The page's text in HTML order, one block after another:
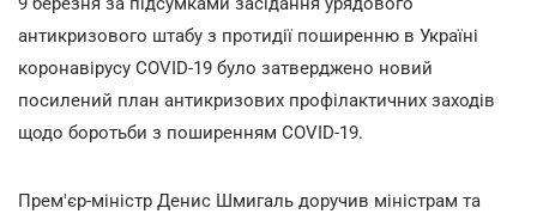
антикризового штабу з протидії поширенню в Україні
коронавірусу COVID-19 було затверджено новий
посилений план антикризових профілактичних заходів
щодо боротьби з поширенням COVID-19.
Прем'єр-міністр Денис Шмигаль доручив міністрам та